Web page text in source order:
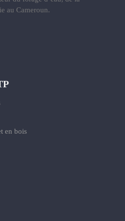
au Cameroun.
en bois